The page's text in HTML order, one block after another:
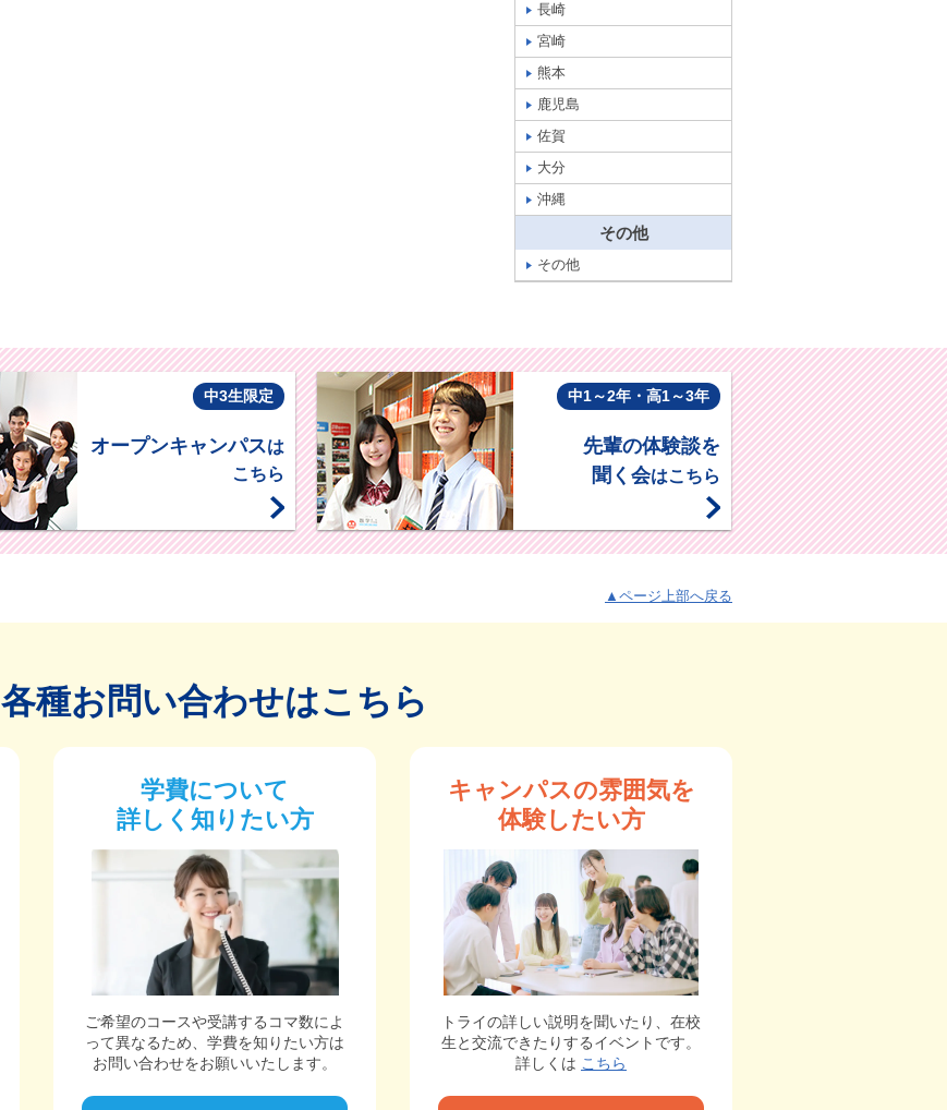
長崎
宮崎
熊本
鹿児島
佐賀
大分
沖縄
その他
その他
中3生限定
オープンキャンパスは
こちら
中1～2年・高1～3年
先輩の体験談を
聞く会はこちら
▲ページ上部へ戻る
各種お問い合わせはこちら
学費について
詳しく知りたい方
ご希望のコースや受講するコマ数によ
って異なるため、学費を知りたい方は
お問い合わせをお願いいたします。
キャンパスの雰囲気を
体験したい方
トライの詳しい説明を聞いたり、在校
生と交流できたりするイベントです。
詳しくは こちら